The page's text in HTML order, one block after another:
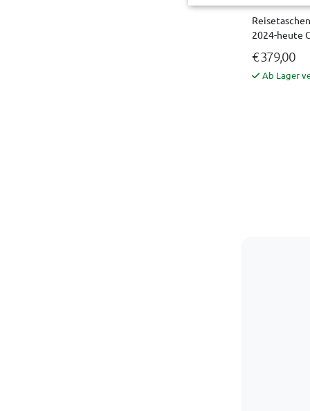
2024-heute
€ 379,00
Ab Lager